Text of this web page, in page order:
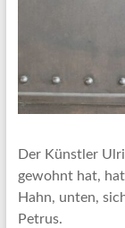
Der Künstler
gewohnt hat,
Hahn, unten,
Petrus.